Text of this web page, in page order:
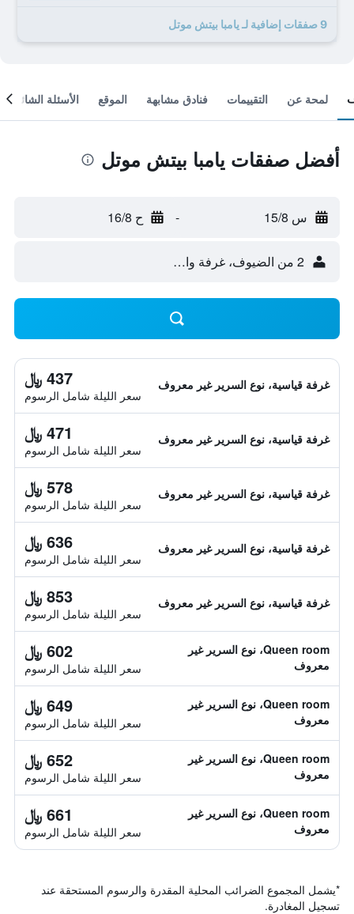
9 صفقات إضافية لـ يامبا بيتش موتل
لمحة عن التقييمات فنادق مشابهة الموقع الأسئلة الشائعة
أفضل صفقات يامبا بيتش موتل
س 15/8 - ح 16/8
2 من الضيوف، غرفة واحدة
غرفة قياسية، نوع السرير غير معروف 437 ﷼
سعر الليلة شامل الرسوم
غرفة قياسية، نوع السرير غير معروف 471 ﷼
سعر الليلة شامل الرسوم
غرفة قياسية، نوع السرير غير معروف 578 ﷼
سعر الليلة شامل الرسوم
غرفة قياسية، نوع السرير غير معروف 636 ﷼
سعر الليلة شامل الرسوم
غرفة قياسية، نوع السرير غير معروف 853 ﷼
سعر الليلة شامل الرسوم
Queen room، نوع السرير غير
معروف
602 ﷼
سعر الليلة شامل الرسوم
Queen room، نوع السرير غير
معروف
649 ﷼
سعر الليلة شامل الرسوم
Queen room، نوع السرير غير
معروف
652 ﷼
سعر الليلة شامل الرسوم
Queen room، نوع السرير غير
معروف
661 ﷼
سعر الليلة شامل الرسوم
*يشمل المجموع الضرائب المحلية المقدرة والرسوم المستحقة عند
تسجيل المغادرة.